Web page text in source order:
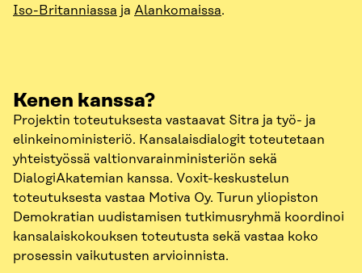
Iso-Britanniassa ja Alankomaissa.
Kenen kanssa?
Projektin toteutuksesta vastaavat Sitra ja työ- ja
elinkeinoministeriö. Kansalaisdialogit toteutetaan
yhteistyössä valtionvarainministeriön sekä
DialogiAkatemian kanssa. Voxit-keskustelun
toteutuksesta vastaa Motiva Oy. Turun yliopiston
Demokratian uudistamisen tutkimusryhmä koordinoi
kansalaiskokouksen toteutusta sekä vastaa koko
prosessin vaikutusten arvioinnista.